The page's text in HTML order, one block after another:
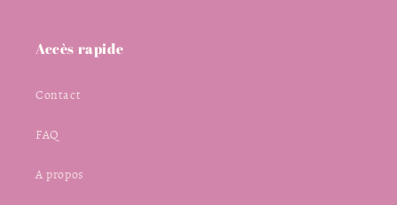
Accès rapide
Contact
FAQ
A propos